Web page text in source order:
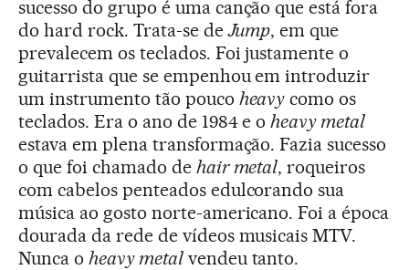
sucesso do grupo é uma canção que está fora
do hard rock. Trata-se deJump, em que
prevalecem os teclados. Foi justamente o
guitarrista que se empenhou em introduzir
um instrumento tão pouco heavy como os
teclados. Era o ano de 1984 e oheavy metal
estava em plena transformação. Fazia sucesso
o que foi chamado de hair metal, roqueiros
com cabelos penteados edulcorando sua
música ao gosto norte-americano. Foi a época
dourada da rede de vídeos musicais MTV.
Nunca o heavy metalvendeu tanto.